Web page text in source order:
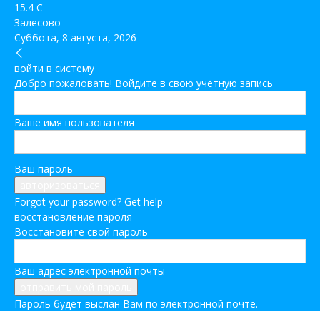
15.4 C
Залесово
Суббота, 8 августа, 2026
войти в систему
Добро пожаловать! Войдите в свою учётную запись
Ваше имя пользователя
Ваш пароль
Forgot your password? Get help
восстановление пароля
Восстановите свой пароль
Ваш адрес электронной почты
Пароль будет выслан Вам по электронной почте.